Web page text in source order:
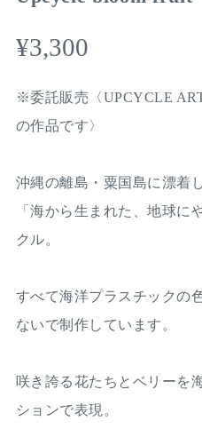
¥3,300
※委託販売〈UPCYCLE
の作品です〉
沖縄の離島・粟国島に漂着
「海から生まれた、地球に
クル。
すべて海洋プラスチックの
ないで制作しています。
咲き誇る花たちとベリーを
ションで表現。